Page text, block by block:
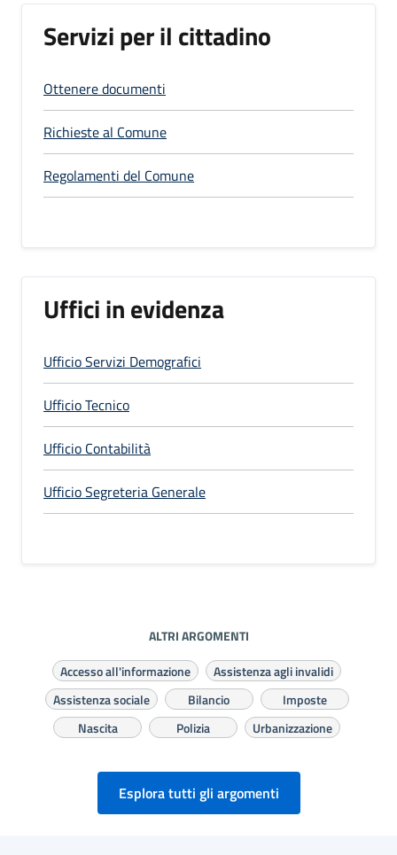
Servizi per il cittadino
Ottenere documenti
Richieste al Comune
Regolamenti del Comune
Uffici in evidenza
Ufficio Servizi Demografici
Ufficio Tecnico
Ufficio Contabilità
Ufficio Segreteria Generale
ALTRI ARGOMENTI
Accesso all'informazione
Assistenza agli invalidi
Assistenza sociale
Bilancio
Imposte
Nascita
Polizia Urbanizzazione
Esplora tutti gli argomenti